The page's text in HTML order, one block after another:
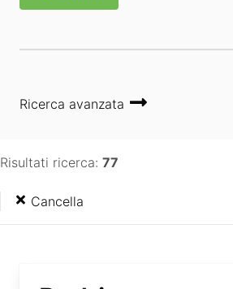
Ricerca avanzata
Risultati ricerca: 77
Cancella